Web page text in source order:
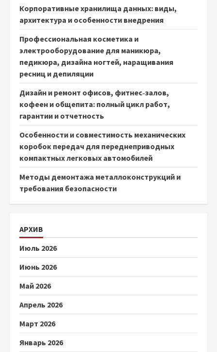
Корпоративные хранилища данных: виды,
архитектура и особенности внедрения
Профессиональная косметика и
электрооборудование для маникюра,
педикюра, дизайна ногтей, наращивания
ресниц и депиляции
Дизайн и ремонт офисов, фитнес‑залов,
кофеен и общепита: полный цикл работ,
гарантии и отчетность
Особенности и совместимость механических
коробок передач для переднеприводных
компактных легковых автомобилей
Методы демонтажа металлоконструкций и
требования безопасности
АРХИВ
Июль 2026
Июнь 2026
Май 2026
Апрель 2026
Март 2026
Январь 2026